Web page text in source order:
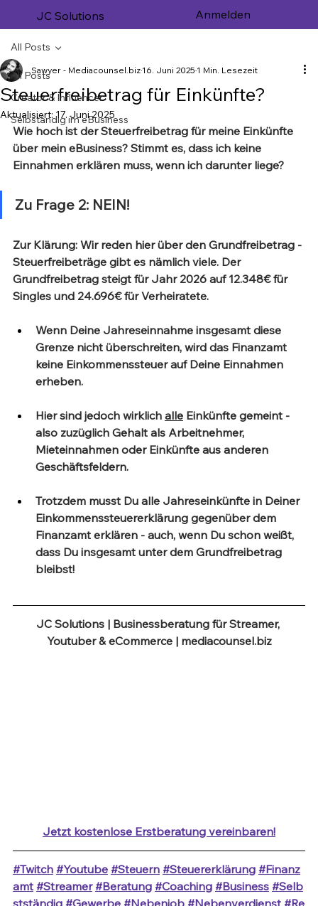
JC Solutions Anmelden
All Posts
Creator & Influencer
Selbständig im eBusiness
All Posts
Steuerfreibetrag für Einkünfte?
Sawyer - Mediacounsel.biz 16. Juni 2025 1 Min. Lesezeit
Aktualisiert: 17. Juni 2025
Wie hoch ist der Steuerfreibetrag für meine Einkünfte
über mein eBusiness? Stimmt es, dass ich keine
Einnahmen erklären muss, wenn ich darunter liege?
Zu Frage 2: NEIN!
Zur Klärung: Wir reden hier über den Grundfreibetrag -
Steuerfreibeträge gibt es nämlich viele. Der
Grundfreibetrag steigt für Jahr 2026 auf 12.348€ für
Singles und 24.696€ für Verheiratete.
Wenn Deine Jahreseinnahme insgesamt diese
Grenze nicht überschreiten, wird das Finanzamt
keine Einkommenssteuer auf Deine Einnahmen
erheben.
Hier sind jedoch wirklich alle Einkünfte gemeint -
also zuzüglich Gehalt als Arbeitnehmer,
Mieteinnahmen oder Einkünfte aus anderen
Geschäftsfeldern.
Trotzdem musst Du alle Jahreseinkünfte in Deiner
Einkommenssteuererklärung gegenüber dem
Finanzamt erklären - auch, wenn Du schon weißt,
dass Du insgesamt unter dem Grundfreibetrag
bleibst!
JC Solutions | Businessberatung für Streamer,
Youtuber & eCommerce | mediacounsel.biz
Jetzt kostenlose Erstberatung vereinbaren!
#Twitch #Youtube #Steuern #Steuererklärung #Finanz
amt #Streamer #Beratung #Coaching #Business #Selb
stständig #Gewerbe #Nebenjob #Nebenverdienst #Re